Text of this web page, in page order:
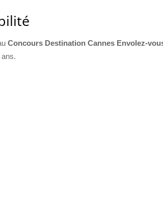
Concours Destination Cannes Envolez-